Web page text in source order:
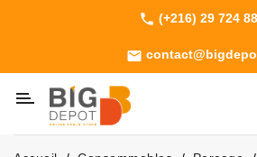
phone (+216) 29 724
email
Machines
Outillage
Jardinage